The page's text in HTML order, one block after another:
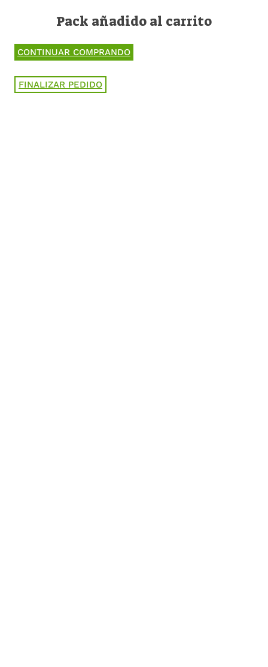
Pack añadido al carrito
CONTINUAR COMPRANDO
FINALIZAR PEDIDO